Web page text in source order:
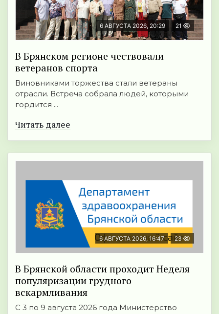
6 АВГУСТА 2026, 20:29 21
В Брянском регионе чествовали
ветеранов спорта
Виновниками торжества стали ветераны
отрасли. Встреча собрала людей, которыми
гордится ...
Читать далее
6 АВГУСТА 2026, 16:47 23
В Брянской области проходит Неделя
популяризации грудного
вскармливания
С 3 по 9 августа 2026 года Министерство